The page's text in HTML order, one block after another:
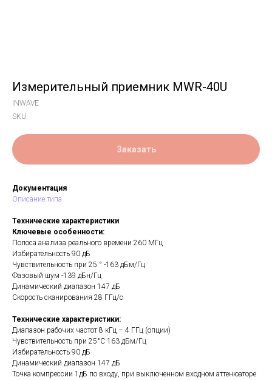
Измерительный приемник MWR-40U
INWAVE
SKU:
Заказать
Документация
Описание типа
Технические характеристики
Ключевые особенности:
Полоса анализа реального времени 260 МГц
Избирательность 90 дБ
Чувствительность при 25 ° -163 дБм/Гц
Фазовый шум -139 дБн/Гц
Динамический диапазон 147 дБ
Скорость сканирования 28 ГГц/с
Технические характеристики:
Диапазон рабочих частот 8 кГц – 4 ГГц (опции)
Чувствительность при 25°C 163 дБм/Гц
Избирательность 90 дБ
Динамический диапазон 147 дБ
Точка компрессии 1дБ по входу, при выключенном входном аттенюаторе